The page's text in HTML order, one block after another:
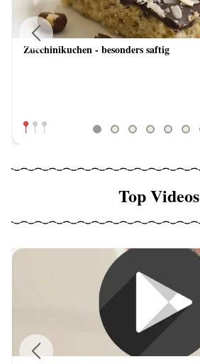
Zucchinikuchen - besonders saftig
Previous
Top Videos